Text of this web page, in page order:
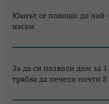
Юанът се повиши до най-
насам
За да си позволи дом за
трябва да печели почти